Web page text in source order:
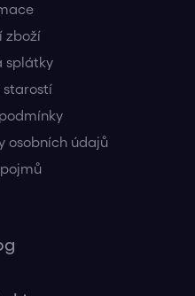
zboží
splátky
starostí
osobních údajů